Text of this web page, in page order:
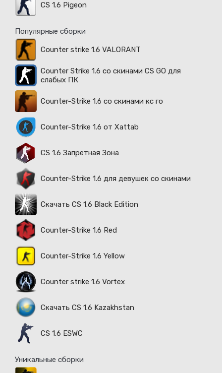
CS 1.6 Pigeon
Популярные сборки
Counter strike 1.6 VALORANT
Counter Strike 1.6 со скинами CS GO для
слабых ПК
Counter-Strike 1.6 со скинами кс го
Counter-Strike 1.6 от Xattab
CS 1.6 Запретная Зона
Counter-Strike 1.6 для девушек со скинами
Скачать CS 1.6 Black Edition
Counter-Strike 1.6 Red
Counter-Strike 1.6 Yellow
Counter strike 1.6 Vortex
Скачать CS 1.6 Kazakhstan
CS 1.6 ESWC
Уникальные сборки